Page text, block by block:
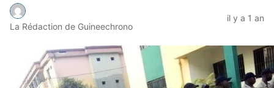
La Rédaction de Guineechrono
il y a 1 an